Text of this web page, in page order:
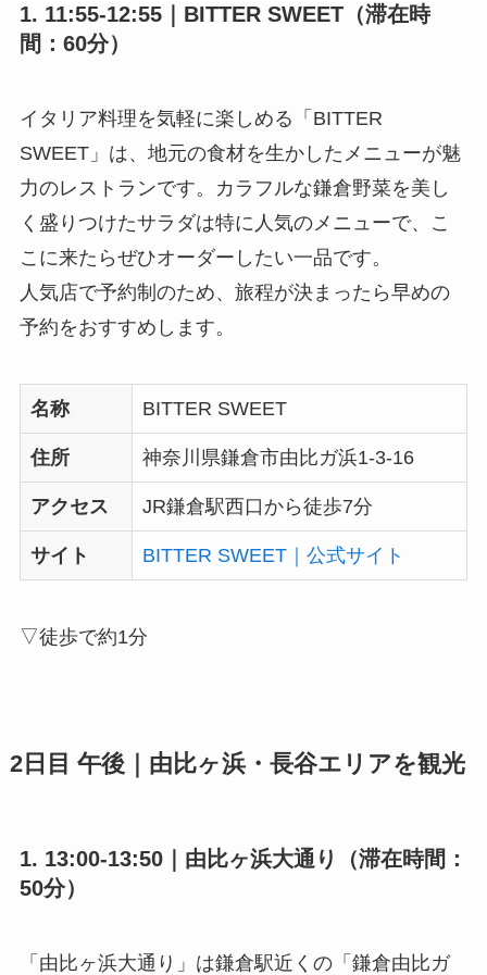
1. 11:55-12:55｜BITTER SWEET（滞在時
間：60分）
イタリア料理を気軽に楽しめる「BITTER
SWEET」は、地元の食材を生かしたメニューが魅
力のレストランです。カラフルな鎌倉野菜を美し
く盛りつけたサラダは特に人気のメニューで、こ
こに来たらぜひオーダーしたい一品です。
人気店で予約制のため、旅程が決まったら早めの
予約をおすすめします。
名称 BITTER SWEET
住所 神奈川県鎌倉市由比ガ浜1-3-16
アクセス JR鎌倉駅西口から徒歩7分
サイト BITTER SWEET｜公式サイト
▽徒歩で約1分
2日目 午後｜由比ヶ浜・長谷エリアを観光
1. 13:00-13:50｜由比ヶ浜大通り（滞在時間：
50分）
「由比ヶ浜大通り」は鎌倉駅近くの「鎌倉由比ガ